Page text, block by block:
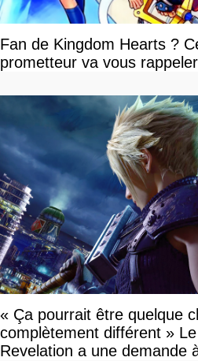
Fan de Kingdom Hearts ?
prometteur va vous
« Ça pourrait être quelque
complètement différent »
Revelation a une demande